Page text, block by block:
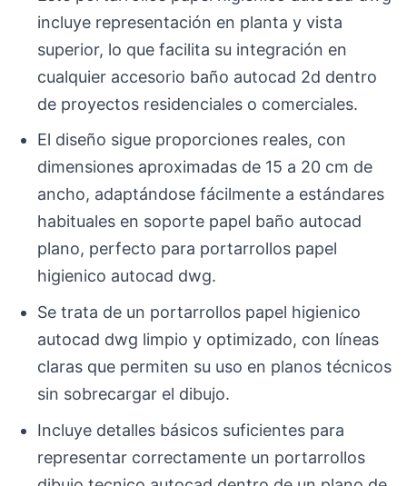
incluye representación en planta y vista
superior, lo que facilita su integración en
cualquier accesorio baño autocad 2d dentro
de proyectos residenciales o comerciales.
El diseño sigue proporciones reales, con
dimensiones aproximadas de 15 a 20 cm de
ancho, adaptándose fácilmente a estándares
habituales en soporte papel baño autocad
plano, perfecto para portarrollos papel
higienico autocad dwg.
Se trata de un portarrollos papel higienico
autocad dwg limpio y optimizado, con líneas
claras que permiten su uso en planos técnicos
sin sobrecargar el dibujo.
Incluye detalles básicos suficientes para
representar correctamente un portarrollos